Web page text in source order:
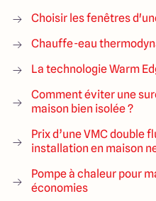
Choisir les fenêtres
Chauffe-eau
La technologie Warm
Comment éviter une
maison bien isolée ?
Prix d’une VMC double
installation en maison
Pompe à chaleur pour
économies